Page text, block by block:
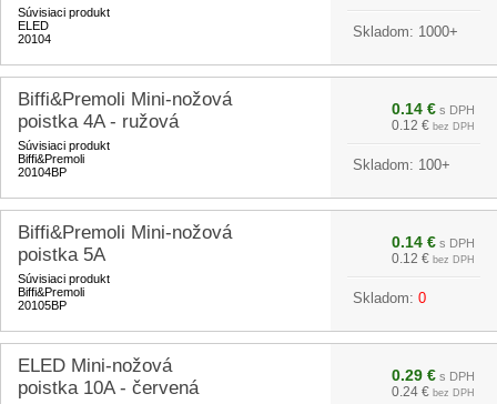
Súvisiaci produkt
ELED
20104
Skladom: 1000+
Biffi&Premoli Mini-nožová
poistka 4A - ružová
Súvisiaci produkt
Biffi&Premoli
20104BP
0.14 € s DPH
0.12 € bez DPH
Skladom: 100+
Biffi&Premoli Mini-nožová
poistka 5A
Súvisiaci produkt
Biffi&Premoli
20105BP
0.14 € s DPH
0.12 € bez DPH
Skladom: 0
ELED Mini-nožová
poistka 10A - červená
0.29 € s DPH
0.24 € bez DPH